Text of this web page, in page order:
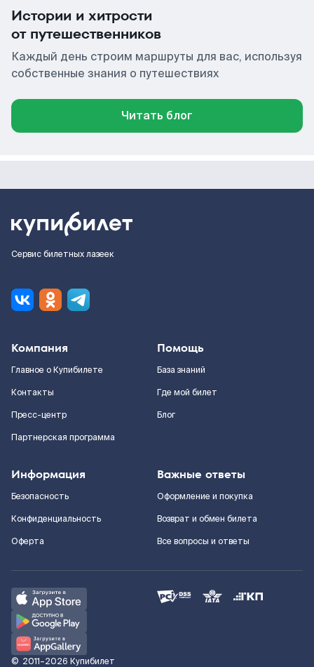
Истории и хитрости
от путешественников
Каждый день строим маршруты для вас, используя
собственные знания о путешествиях
Читать блог
Сервис билетных лазеек
Компания
Главное о Купибилете
Контакты
Пресс-центр
Партнерская программа
Помощь
База знаний
Где мой билет
Блог
Информация
Безопасность
Конфиденциальность
Оферта
Важные ответы
Оформление и покупка
Возврат и обмен билета
Все вопросы и ответы
© 2011–2026 Купибилет